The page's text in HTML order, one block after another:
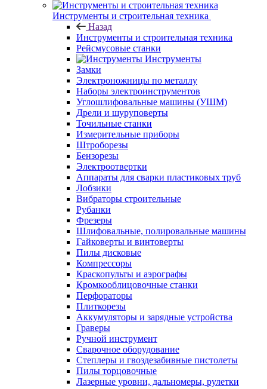
Инструменты и строительная техника
Назад
Инструменты и строительная техника
Рейсмусовые станки
Инструменты
Замки
Электроножницы по металлу
Наборы электроинструментов
Углошлифовальные машины (УШМ)
Дрели и шуруповерты
Точильные станки
Измерительные приборы
Штроборезы
Бензорезы
Электроотвертки
Аппараты для сварки пластиковых труб
Лобзики
Вибраторы строительные
Рубанки
Фрезеры
Шлифовальные, полировальные машины
Гайковерты и винтоверты
Пилы дисковые
Компрессоры
Краскопульты и аэрографы
Кромкооблицовочные станки
Перфораторы
Плиткорезы
Аккумуляторы и зарядные устройства
Граверы
Ручной инструмент
Сварочное оборудование
Степлеры и гвоздезабивные пистолеты
Пилы торцовочные
Лазерные уровни, дальномеры, рулетки